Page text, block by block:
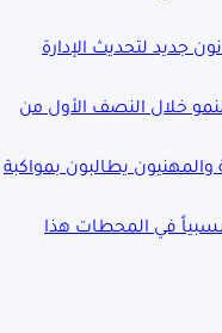
لتحديث الإدارة
خلال النصف الأول من
يطالبون بمواكبة
في المحطات هذا